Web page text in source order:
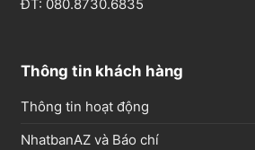
ĐT: 080.8730.6835
Thông tin khách hàng
Thông tin hoạt động
NhatbanAZ và Báo chí